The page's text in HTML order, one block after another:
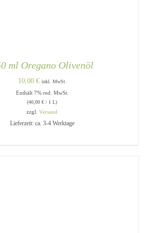
ml Oregano Olivenöl
10,00 € inkl. MwSt.
Enthält 7% red. MwSt.
(40,00 € / 1 L)
zzgl. Versand
Lieferzeit: ca. 3-4 Werktage